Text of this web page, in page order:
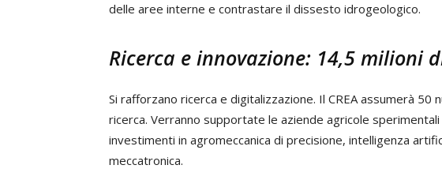
delle aree interne e contrastare il dissesto idrogeologico.
Ricerca e innovazione: 14,5 milioni
Si rafforzano ricerca e digitalizzazione. Il CREA assumerà 50
ricerca. Verranno supportate le aziende agricole
investimenti in agromeccanica di precisione, intelligenza
meccatronica.